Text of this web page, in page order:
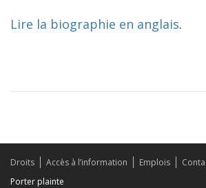
Lire la biographie en anglais.
Droits Accès à l’information Emplois
Porter plainte